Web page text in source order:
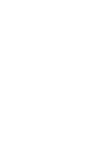
ÇATLAKLARI
direk